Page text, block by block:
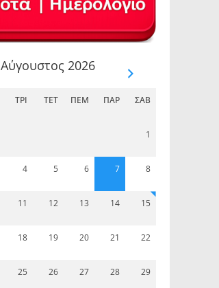
Αύγουστος 2026
ΤΡΊ ΤΕΤ ΠΈΜ ΠΑΡ ΣΆΒ
1
4 5 6 7 8
11 12 13 14 15
18 19 20 21 22
25 26 27 28 29